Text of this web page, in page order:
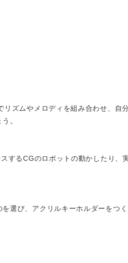
ズムやメロディを組み合わせ、自
。
するCGのロボットの動かしたり、
選び、アクリルキーホルダーをつく